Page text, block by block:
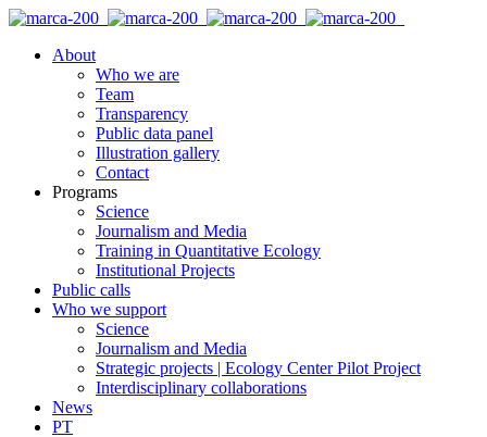
About
Who we are
Team
Transparency
Public data panel
Illustration gallery
Contact
Programs
Science
Journalism and Media
Training in Quantitative Ecology
Institutional Projects
Public calls
Who we support
Science
Journalism and Media
Strategic projects | Ecology Center Pilot Project
Interdisciplinary collaborations
News
PT